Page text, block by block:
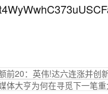
前20：英伟!达六连涨并创
体大亨为何在寻觅下一笔